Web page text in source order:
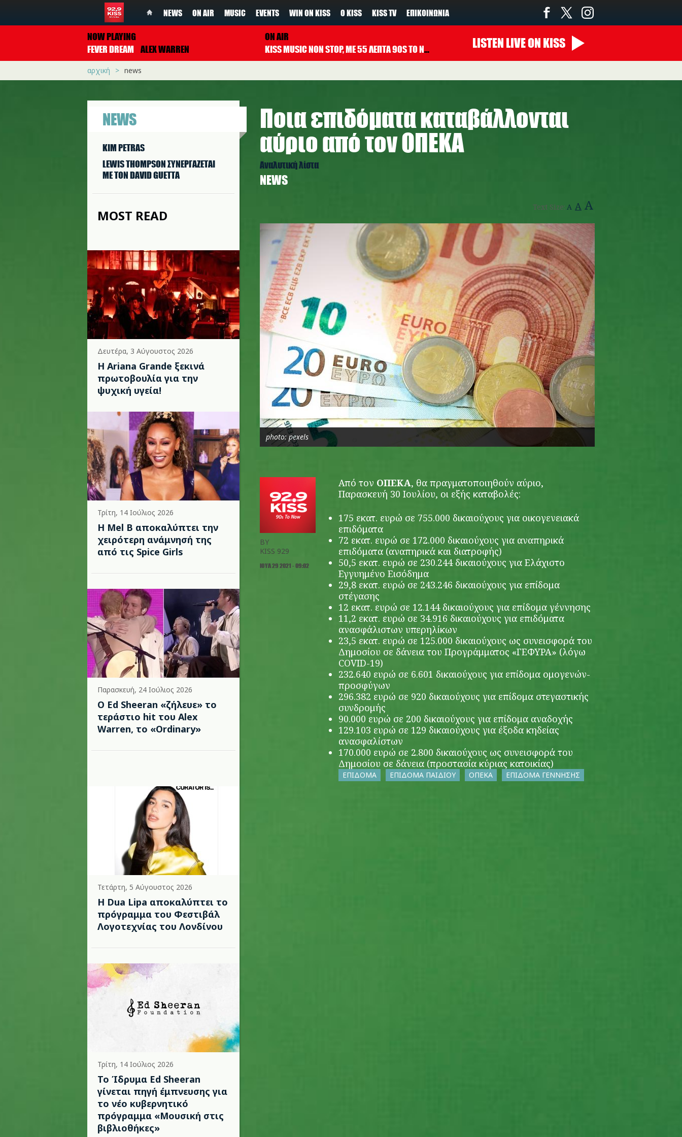
NEWS ON AIR MUSIC EVENTS WIN ON KISS Ο KISS KISS TV ΕΠΙΚΟΙΝΩΝΊΑ
NOW PLAYING
FEVER DREAM ALEX WARREN
ON AIR
KISS MUSIC NON STOP, ΜΕ 55 ΛΕΠΤΑ 90S TO NOW ΚΑΘΕ ΩΡΑ
00:00 - 07:00
LISTEN LIVEON KISS
αρχική news
NEWS
KIM PETRAS
LEWIS THOMPSON ΣΥΝΕΡΓAΖΕΤΑΙ
ΜΕ ΤΟΝ DAVID GUETTA
MOST READ
Δευτέρα, 3 Αύγουστος 2026
Η Ariana Grande ξεκινά
πρωτοβουλία για την
ψυχική υγεία!
Τρίτη, 14 Ιούλιος 2026
Η Mel B αποκαλύπτει την
χειρότερη ανάμνησή της
από τις Spice Girls
Παρασκευή, 24 Ιούλιος 2026
Ο Ed Sheeran «ζήλευε» το
τεράστιο hit του Alex
Warren, το «Ordinary»
Τετάρτη, 5 Αύγουστος 2026
Η Dua Lipa αποκαλύπτει το
πρόγραμμα του Φεστιβάλ
Λογοτεχνίας του Λονδίνου
Τρίτη, 14 Ιούλιος 2026
Το Ίδρυμα Ed Sheeran
γίνεται πηγή έμπνευσης για
το νέο κυβερνητικό
πρόγραμμα «Μουσική στις
βιβλιοθήκες»
Ποια επιδόματα καταβάλλονται
αύριο από τον ΟΠΕΚΑ
Αναλυτική λίστα
NEWS
Text Size: A A A
euros2_kiss_pexels.jpg
photo: pexels
BY
KISS 929
ΙΟΥΛ 29 2021 - 09:02
Από τον ΟΠΕΚΑ, θα πραγματοποιηθούν αύριο,
Παρασκευή 30 Ιουλίου, οι εξής καταβολές:
175 εκατ. ευρώ σε 755.000 δικαιούχους για οικογενειακά
επιδόματα
72 εκατ. ευρώ σε 172.000 δικαιούχους για αναπηρικά
επιδόματα (αναπηρικά και διατροφής)
50,5 εκατ. ευρώ σε 230.244 δικαιούχους για Ελάχιστο
Εγγυημένο Εισόδημα
29,8 εκατ. ευρώ σε 243.246 δικαιούχους για επίδομα
στέγασης
12 εκατ. ευρώ σε 12.144 δικαιούχους για επίδομα γέννησης
11,2 εκατ. ευρώ σε 34.916 δικαιούχους για επιδόματα
ανασφάλιστων υπερηλίκων
23,5 εκατ. ευρώ σε 125.000 δικαιούχους ως συνεισφορά του
Δημοσίου σε δάνεια του Προγράμματος «ΓΕΦΥΡΑ» (λόγω
COVID-19)
232.640 ευρώ σε 6.601 δικαιούχους για επίδομα ομογενών-
προσφύγων
296.382 ευρώ σε 920 δικαιούχους για επίδομα στεγαστικής
συνδρομής
90.000 ευρώ σε 200 δικαιούχους για επίδομα αναδοχής
129.103 ευρώ σε 129 δικαιούχους για έξοδα κηδείας
ανασφαλίστων
170.000 ευρώ σε 2.800 δικαιούχους ως συνεισφορά του
Δημοσίου σε δάνεια (προστασία κύριας κατοικίας)
ΕΠΙΔΟΜΑ ΕΠΙΔΟΜΑ ΠΑΙΔΙΟΥ ΟΠΕΚΑ ΕΠΙΔΟΜΑ ΓΕΝΝΗΣΗΣ